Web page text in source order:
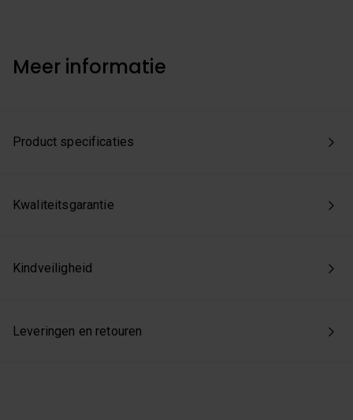
Meer informatie
Product specificaties
Kwaliteitsgarantie
Kindveiligheid
Leveringen en retouren